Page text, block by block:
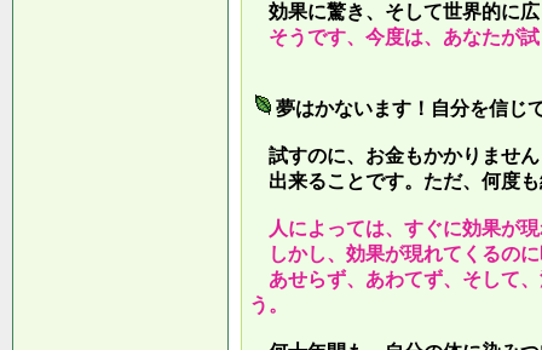
効果に驚き、そして世界的に
そうです、今度は、あなたが
夢はかないます！自分を信じ
試すのに、お金もかかりませ
出来ることです。ただ、何度
人によっては、すぐに効果が
しかし、効果が現れてくるの
あせらず、あわてず、そして
う。